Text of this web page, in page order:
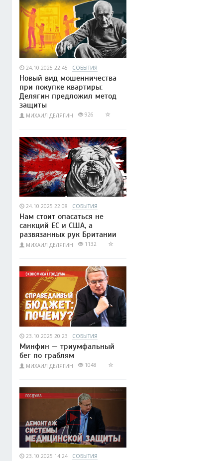
24.10.2025 22:45 СОБЫТИЯ
Новый вид мошенничества
при покупке квартиры:
Делягин предложил метод
защиты
МИХАИЛ ДЕЛЯГИН 926
24.10.2025 22:08 СОБЫТИЯ
Нам стоит опасаться не
санкций ЕС и США, а
развязанных рук Британии
МИХАИЛ ДЕЛЯГИН 1132
23.10.2025 20:23 СОБЫТИЯ
Минфин — триумфальный
бег по граблям
МИХАИЛ ДЕЛЯГИН 1048
23.10.2025 14:24 СОБЫТИЯ